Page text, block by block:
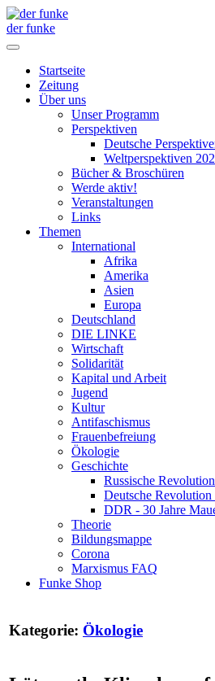
der funke
Startseite
Zeitung
Über uns
Unser Programm
Perspektiven
Deutsche
Weltperspektiven
Bücher & Broschüren
Werde aktiv!
Veranstaltungen
Links
Themen
International
Afrika
Amerika
Asien
Europa
Deutschland
DIE LINKE
Wirtschaft
Solidarität
Kapital und Arbeit
Jugend
Kultur
Antifaschismus
Frauenbefreiung
Ökologie
Geschichte
Russische
Deutsche Revolution
DDR - 30 Jahre
Theorie
Bildungsmappe
Corona
Marxismus FAQ
Funke Shop
Kategorie: Ökologie